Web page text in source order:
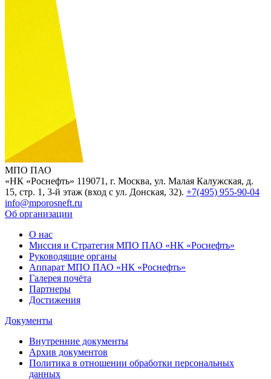
МПО ПАО
«НК «Роснефть» 119071, г. Москва, ул. Малая Калужская, д.
15, стр. 1, 3-й этаж (вход с ул. Донская, 32). +7(495) 955-90-04
info@mporosneft.ru
Об организации
О нас
Миссия и Стратегия МПО ПАО «НК «Роснефть»
Руководящие органы
Аппарат МПО ПАО «НК «Роснефть»
Галерея почёта
Партнеры
Достижения
Документы
Внутренние документы
Архив документов
Политика в отношении обработки персональных
данных